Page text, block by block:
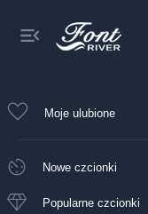
Moje ulubione
Nowe czcionki
Popularne czcionki